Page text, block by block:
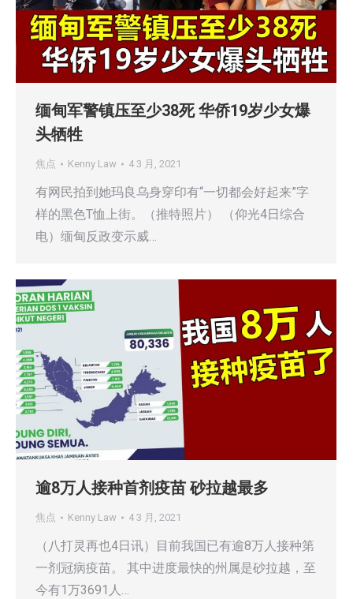
缅甸军警镇压至少38死 华侨19岁少女爆
头牺牲
焦点 Kenny Law 4 3 月, 2021
有网民拍到她玛良乌身穿印有“一切都会好起来”字
样的黑色T恤上街。（推特照片） （仰光4日综合
电）缅甸反政变示威…
逾8万人接种首剂疫苗 砂拉越最多
焦点 Kenny Law 4 3 月, 2021
（八打灵再也4日讯）目前我国已有逾8万人接种第
一剂冠病疫苗。 其中进度最快的州属是砂拉越，至
今有1万3691人…